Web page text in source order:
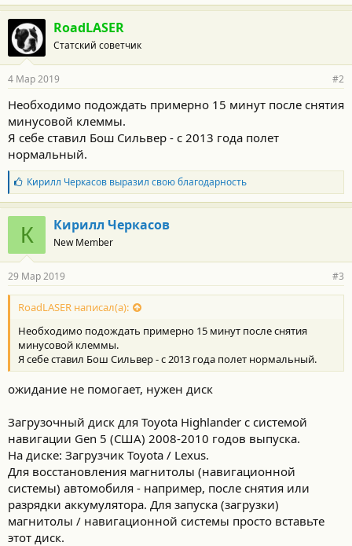
RoadLASER
Статский советчик
4 Мар 2019 #2
Необходимо подождать примерно 15 минут после снятия
минусовой клеммы.
Я себе ставил Бош Сильвер - с 2013 года полет
нормальный.
Б
л
а
г
о
д
а
н
о
с
и
:
Кирилл Черкасоввыразил свою благодарность
К Кирилл Черкасов
New Member
29 Мар 2019 #3
RoadLASER написал(а):
Необходимо подождать примерно 15 минут после снятия
минусовой клеммы.
Я себе ставил Бош Сильвер - с 2013 года полет нормальный.
ожидание не помогает, нужен диск
Загрузочный диск для Toyota Highlander с системой
навигации Gen 5 (США) 2008-2010 годов выпуска.
На диске: Загрузчик Toyota / Lexus.
Для восстановления магнитолы (навигационной
системы) автомобиля - например, после снятия или
разрядки аккумулятора. Для запуска (загрузки)
магнитолы / навигационной системы просто вставьте
этот диск.